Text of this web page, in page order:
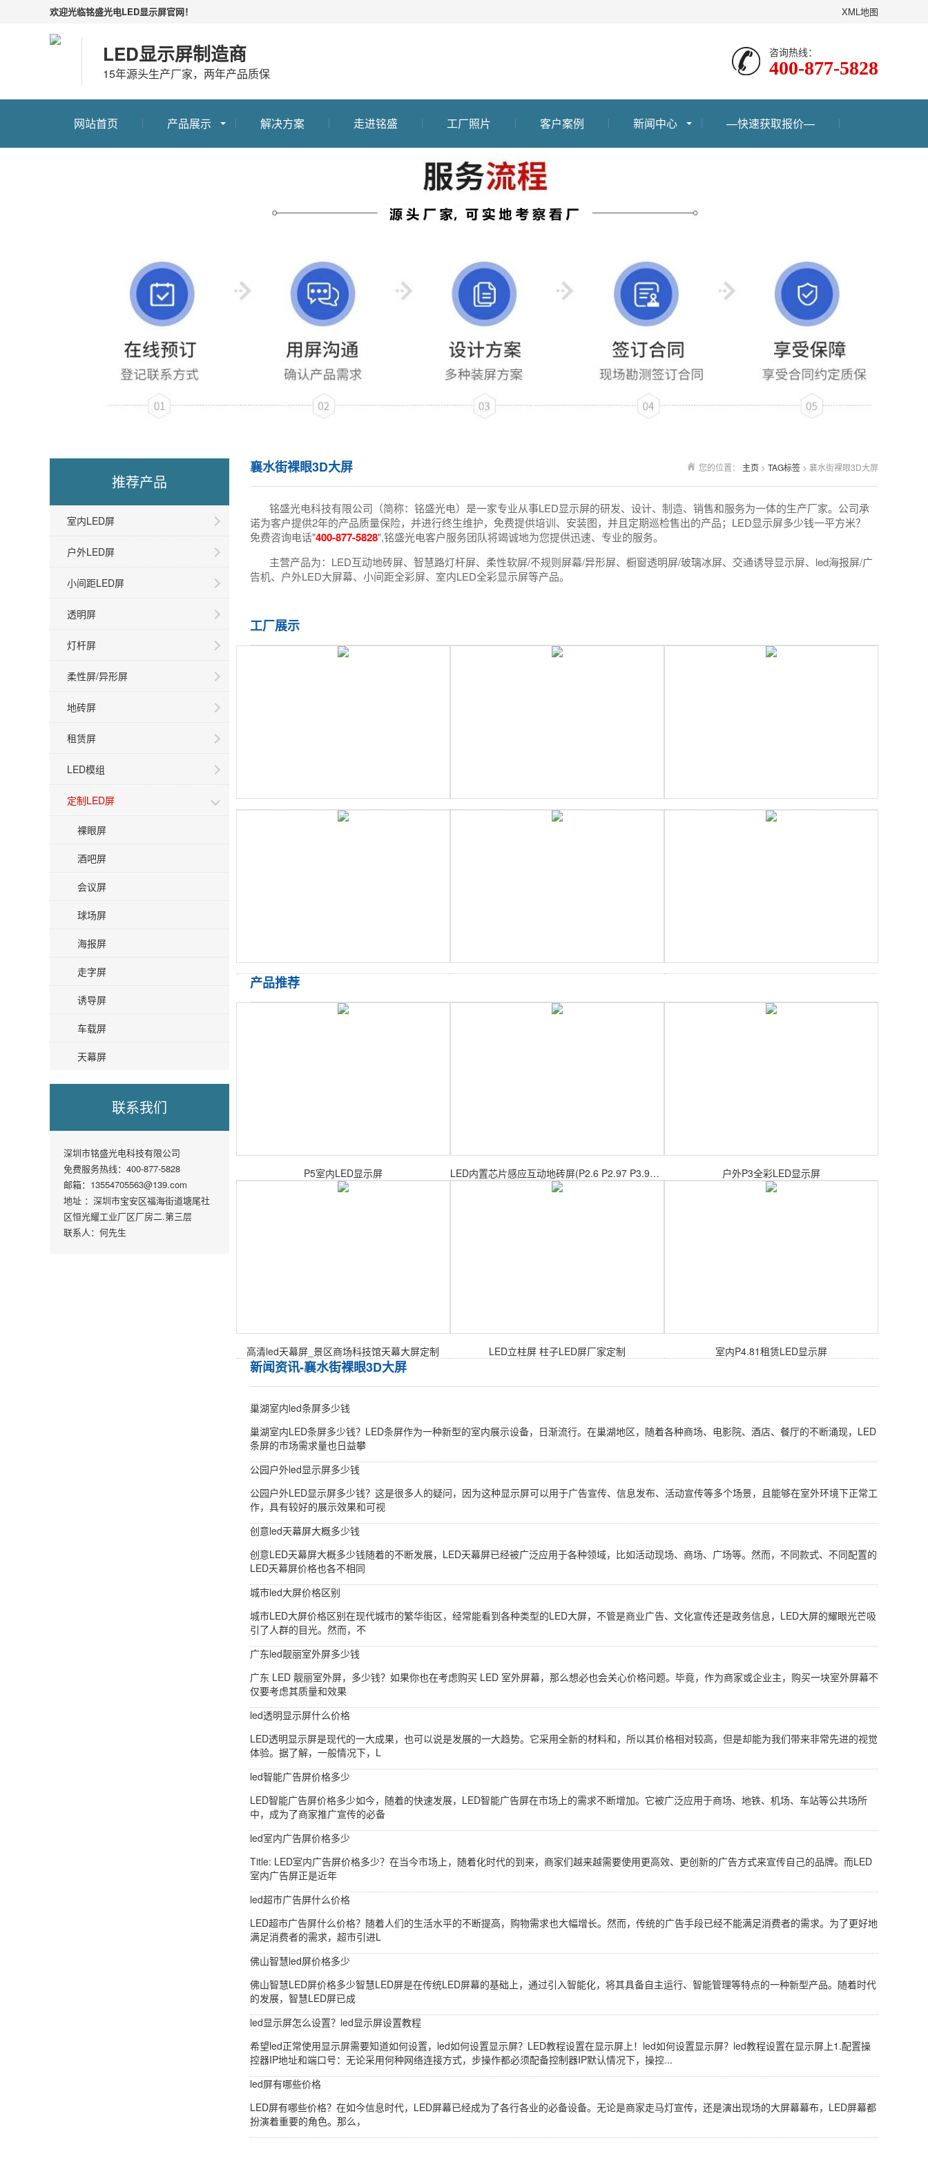
XML地图
欢迎光临铭盛光电LED显示屏官网！
LED显示屏制造商
15年源头生产厂家，两年产品质保
咨询热线：
400-877-5828
网站首页 产品展示 解决方案 走进铭盛 工厂照片 客户案例 新闻中心 —快速获取报价—
推荐产品
室内LED屏
户外LED屏
小间距LED屏
透明屏
灯杆屏
柔性屏/异形屏
地砖屏
租赁屏
LED模组
定制LED屏
裸眼屏
酒吧屏
会议屏
球场屏
海报屏
走字屏
诱导屏
车载屏
天幕屏
联系我们
深圳市铭盛光电科技有限公司
免费服务热线：400-877-5828
邮箱：13554705563@139.com
地址 ：深圳市宝安区福海街道塘尾社
区恒光耀工业厂区厂房二.第三层
联系人：何先生
您的位置： 主页 > TAG标签 > 襄水街裸眼3D大屏
襄水街裸眼3D大屏
铭盛光电科技有限公司（简称：铭盛光电）是一家专业从事LED显示屏的研发、设计、制造、销售和服务为一体的生产厂家。公司承
诺为客户提供2年的产品质量保险，并进行终生维护，免费提供培训、安装图，并且定期巡检售出的产品；LED显示屏多少钱一平方米？
免费咨询电话"400-877-5828",铭盛光电客户服务团队将竭诚地为您提供迅速、专业的服务。
主营产品为：LED互动地砖屏、智慧路灯杆屏、柔性软屏/不规则屏幕/异形屏、橱窗透明屏/玻璃冰屏、交通诱导显示屏、led海报屏/广
告机、户外LED大屏幕、小间距全彩屏、室内LED全彩显示屏等产品。
工厂展示
产品推荐
P5室内LED显示屏 LED内置芯片感应互动地砖屏(P2.6 P2.97 P3.91 P4.81) 户外P3全彩LED显示屏
高清led天幕屏_景区商场科技馆天幕大屏定制 ​LED立柱屏 柱子LED屏厂家定制 室内P4.81租赁LED显示屏
新闻资讯-襄水街裸眼3D大屏
巢湖室内led条屏多少钱
巢湖室内LED条屏多少钱？LED条屏作为一种新型的室内展示设备，日渐流行。在巢湖地区，随着各种商场、电影院、酒店、餐厅的不断涌现，LED
条屏的市场需求量也日益攀
公园户外led显示屏多少钱
公园户外LED显示屏多少钱？这是很多人的疑问，因为这种显示屏可以用于广告宣传、信息发布、活动宣传等多个场景，且能够在室外环境下正常工
作，具有较好的展示效果和可视
创意led天幕屏大概多少钱
创意LED天幕屏大概多少钱随着的不断发展，LED天幕屏已经被广泛应用于各种领域，比如活动现场、商场、广场等。然而，不同款式、不同配置的
LED天幕屏价格也各不相同
城市led大屏价格区别
城市LED大屏价格区别在现代城市的繁华街区，经常能看到各种类型的LED大屏，不管是商业广告、文化宣传还是政务信息，LED大屏的耀眼光芒吸
引了人群的目光。然而，不
广东led靓丽室外屏多少钱
广东 LED 靓丽室外屏，多少钱？如果你也在考虑购买 LED 室外屏幕，那么想必也会关心价格问题。毕竟，作为商家或企业主，购买一块室外屏幕不
仅要考虑其质量和效果
led透明显示屏什么价格
LED透明显示屏是现代的一大成果，也可以说是发展的一大趋势。它采用全新的材料和，所以其价格相对较高，但是却能为我们带来非常先进的视觉
体验。据了解，一般情况下，L
led智能广告屏价格多少
LED智能广告屏价格多少如今，随着的快速发展，LED智能广告屏在市场上的需求不断增加。它被广泛应用于商场、地铁、机场、车站等公共场所
中，成为了商家推广宣传的必备
led室内广告屏价格多少
Title: LED室内广告屏价格多少？在当今市场上，随着化时代的到来，商家们越来越需要使用更高效、更创新的广告方式来宣传自己的品牌。而LED
室内广告屏正是近年
led超市广告屏什么价格
LED超市广告屏什么价格？随着人们的生活水平的不断提高，购物需求也大幅增长。然而，传统的广告手段已经不能满足消费者的需求。为了更好地
满足消费者的需求，超市引进L
佛山智慧led屏价格多少
佛山智慧LED屏价格多少智慧LED屏是在传统LED屏幕的基础上，通过引入智能化，将其具备自主运行、智能管理等特点的一种新型产品。随着时代
的发展，智慧LED屏已成
led显示屏怎么设置？led显示屏设置教程
希望led正常使用显示屏需要知道如何设置，led如何设置显示屏？LED教程设置在显示屏上！led如何设置显示屏？led教程设置在显示屏上1.配置操
控器IP地址和端口号：无论采用何种网络连接方式，步操作都必须配备控制器IP默认情况下，操控...
led屏有哪些价格
LED屏有哪些价格？在如今信息时代，LED屏幕已经成为了各行各业的必备设备。无论是商家走马灯宣传，还是演出现场的大屏幕幕布，LED屏幕都
扮演着重要的角色。那么，